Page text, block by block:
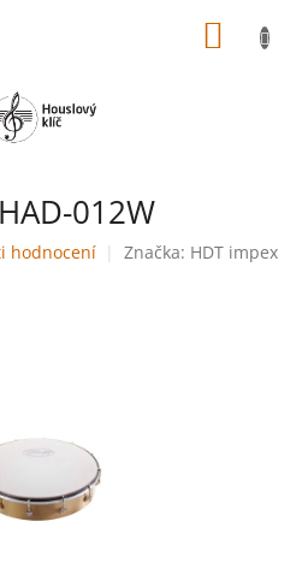
012W
hodnocení Značka: HDT impex